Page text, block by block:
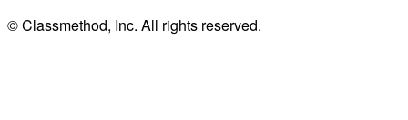
© Classmethod, Inc. All rights reserved.